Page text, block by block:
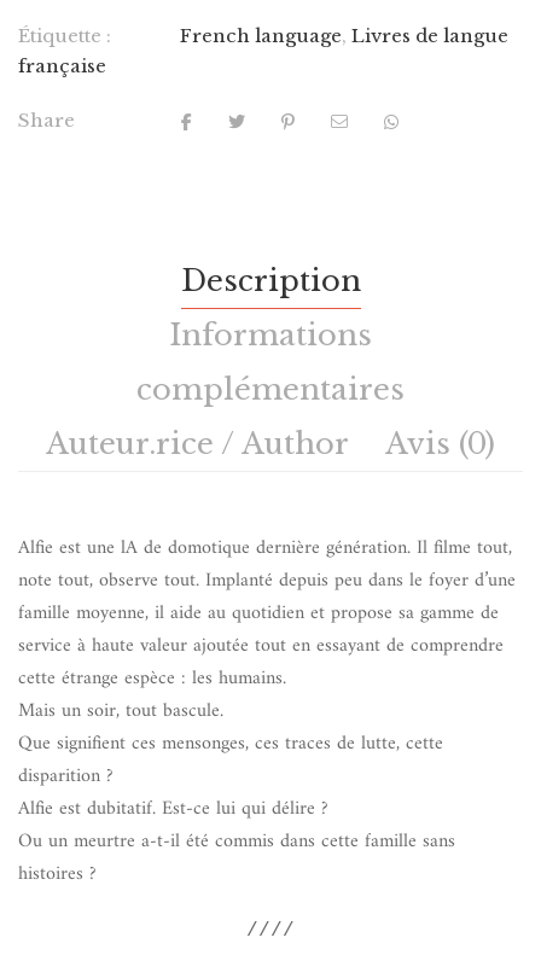
Étiquette : French language, Livres de langue
française
Share
Description
Informations
complémentaires
Auteur.rice / Author
Avis (0)
Alfie est une lA de domotique dernière génération. Il filme tout,
note tout, observe tout. Implanté depuis peu dans le foyer d’une
famille moyenne, il aide au quotidien et propose sa gamme de
service à haute valeur ajoutée tout en essayant de comprendre
cette étrange espèce : les humains.
Mais un soir, tout bascule.
Que signifient ces mensonges, ces traces de lutte, cette
disparition ?
Alfie est dubitatif. Est-ce lui qui délire ?
Ou un meurtre a-t-il été commis dans cette famille sans
histoires ?
////